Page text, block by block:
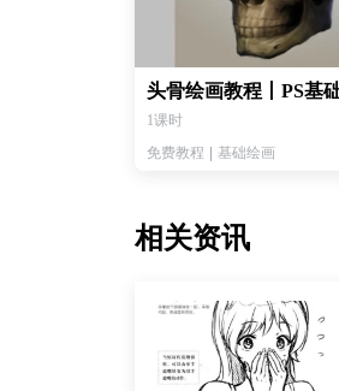
1课时
免费教程
基础绘画
相关资讯